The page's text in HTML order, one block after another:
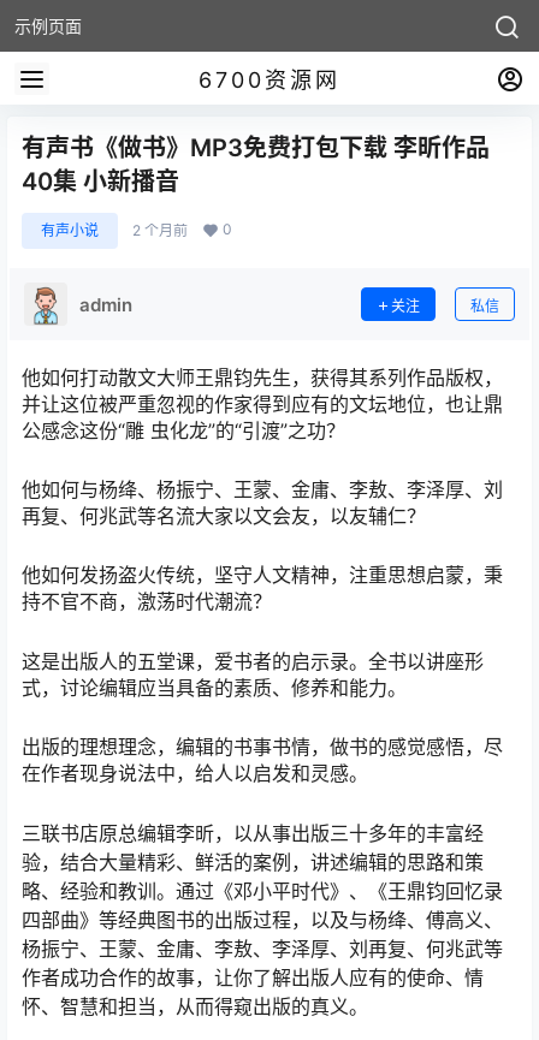
示例页面
6700资源网
有声书《做书》MP3免费打包下载 李昕作品
40集 小新播音
有声小说 2 个月前 0
admin 关注 私信
他如何打动散文大师王鼎钧先生，获得其系列作品版权，
并让这位被严重忽视的作家得到应有的文坛地位，也让鼎
公感念这份“雕 虫化龙”的“引渡”之功？
他如何与杨绛、杨振宁、王蒙、金庸、李敖、李泽厚、刘
再复、何兆武等名流大家以文会友，以友辅仁？
他如何发扬盗火传统，坚守人文精神，注重思想启蒙，秉
持不官不商，激荡时代潮流？
这是出版人的五堂课，爱书者的启示录。全书以讲座形
式，讨论编辑应当具备的素质、修养和能力。
出版的理想理念，编辑的书事书情，做书的感觉感悟，尽
在作者现身说法中，给人以启发和灵感。
三联书店原总编辑李昕，以从事出版三十多年的丰富经
验，结合大量精彩、鲜活的案例，讲述编辑的思路和策
略、经验和教训。通过《邓小平时代》、《王鼎钧回忆录
四部曲》等经典图书的出版过程，以及与杨绛、傅高义、
杨振宁、王蒙、金庸、李敖、李泽厚、刘再复、何兆武等
作者成功合作的故事，让你了解出版人应有的使命、情
怀、智慧和担当，从而得窥出版的真义。